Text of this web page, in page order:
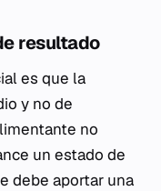
resultado
es que la
y no de
no
un estado de
debe aportar una